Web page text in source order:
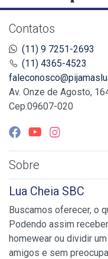
Contatos
(11) 9 7251-2693
(11) 4365-4523
Av. Onze de Agosto,
Cep.09607-020
Sobre
Lua Cheia SBC
Buscamos oferecer, o
Podendo assim
homewear ou dividir
amigos e sem